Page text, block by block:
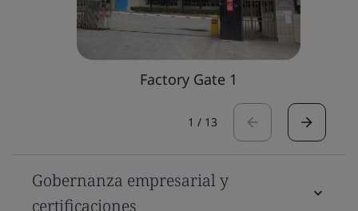
Factory Gate 1
1 / 13
Gobernanza empresarial y
certificaciones